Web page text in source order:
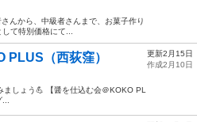
んから、中級者さんまで、お菓子作り
て特別価格にて...
PLUS（西荻窪）
しょう💪 【醤を仕込む会＠KOKO PL
更新2月15日
作成2月10日